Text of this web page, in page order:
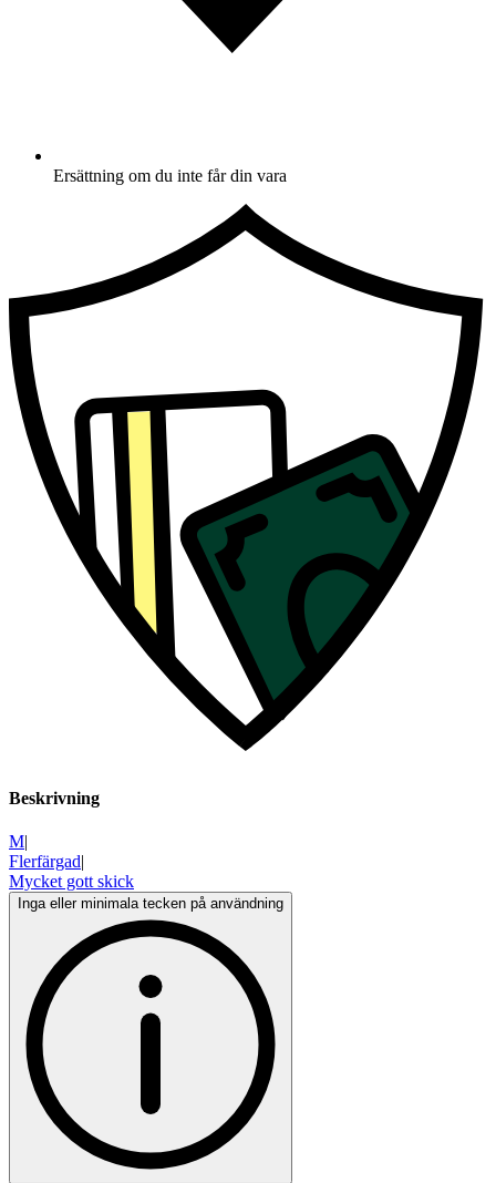
Ersättning om du inte får din vara
Beskrivning
M|
Flerfärgad|
Mycket gott skick
Inga eller minimala tecken på användning